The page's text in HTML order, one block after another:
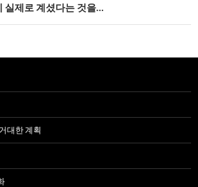
실제로 계셨다는 것을…
대한 계획